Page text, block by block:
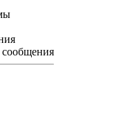
сообщения